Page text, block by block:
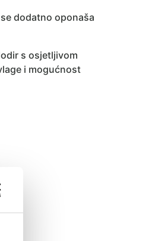
dodatno oponaša
s osjetljivom
i mogućnost